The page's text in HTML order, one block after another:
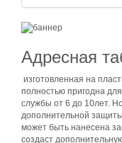
Адресная
изготовленная на
полностью пригодна
службы от 6 до 10лет.
дополнительной
может быть нанесена
создаст